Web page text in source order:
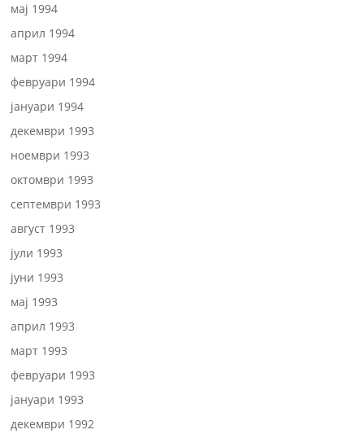
мај 1994
април 1994
март 1994
февруари 1994
јануари 1994
декември 1993
ноември 1993
октомври 1993
септември 1993
август 1993
јули 1993
јуни 1993
мај 1993
април 1993
март 1993
февруари 1993
јануари 1993
декември 1992